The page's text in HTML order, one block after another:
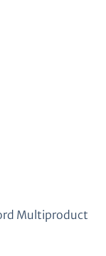
Multiproduct